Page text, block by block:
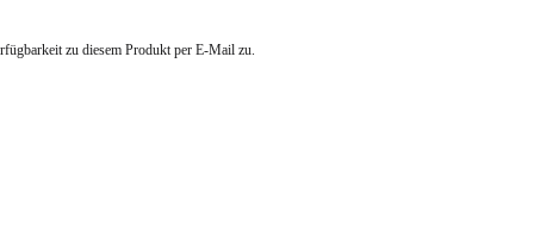
zu diesem Produkt per E-Mail zu.